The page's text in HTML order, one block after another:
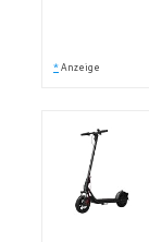
* Anzeige